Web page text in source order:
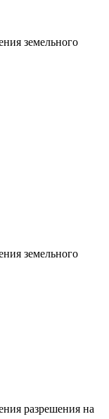
земельного
земельного
разрешения на